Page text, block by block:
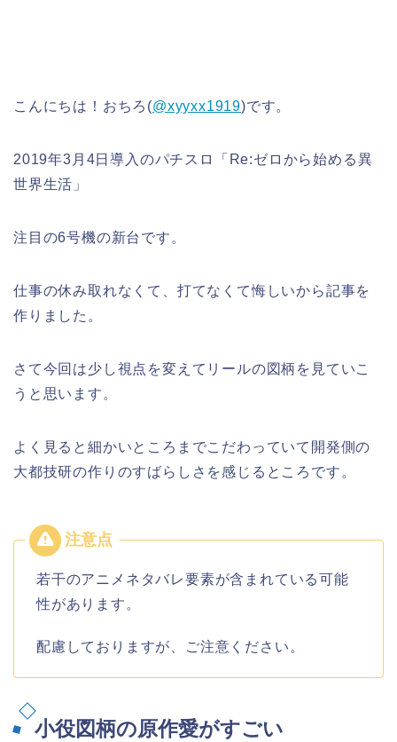
こんにちは！おちろ(@xyyxx1919)です。
2019年3月4日導入のパチスロ「Re:ゼロから始める異
世界生活」
注目の6号機の新台です。
仕事の休み取れなくて、打てなくて悔しいから記事を
作りました。
さて今回は少し視点を変えてリールの図柄を見ていこ
うと思います。
よく見ると細かいところまでこだわっていて開発側の
大都技研の作りのすばらしさを感じるところです。
若干のアニメネタバレ要素が含まれている可能
性があります。
配慮しておりますが、ご注意ください。
小役図柄の原作愛がすごい